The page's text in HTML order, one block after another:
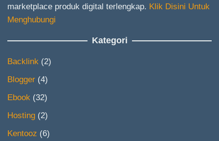
marketplace produk digital terlengkap. Klik Disini Untuk
Menghubungi
Kategori
Backlink (2)
Blogger (4)
Ebook (32)
Hosting (2)
Kentooz (6)